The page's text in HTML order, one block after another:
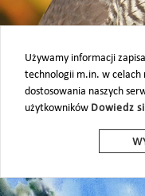
Orły, sokoły… w
marzec – czerwiec 2017
Używamy informacji
technologii m.in. w celach
dostosowania naszych
użytkowników Dowiedz